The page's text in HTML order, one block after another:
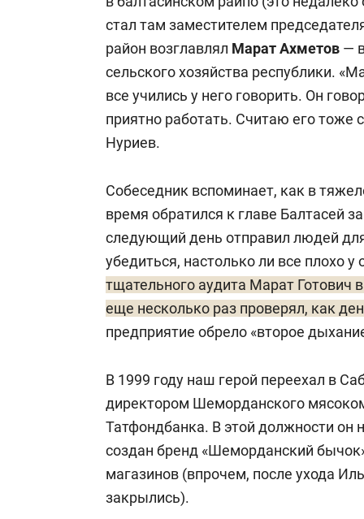
стал там заместителем
район возглавлял Марат Ахметов —
сельского хозяйства республики.
все учились у него говорить. Он
приятно работать. Считаю его тоже
Нуриев.
Собеседник вспоминает, как в
время обратился к главе Балтасей
следующий день отправил людей
убедиться, настолько ли все плохо у
тщательного аудита Марат
еще несколько раз проверял, как
предприятие обрело «второе
В 1999 году наш герой переехал в
директором Шеморданского
Татфондбанка. В этой должности он
создан бренд «Шеморданский
магазинов (впрочем, после ухода
закрылись).